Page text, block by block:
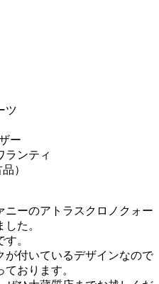
ツ
ー
ランティ
）
ーのアトラスクロノクォー
た。
。
が付いているデザインなので
おります。